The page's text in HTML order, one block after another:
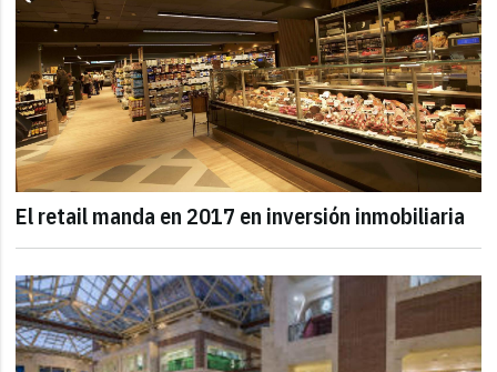
El retail manda en 2017 en inversión inmobiliaria